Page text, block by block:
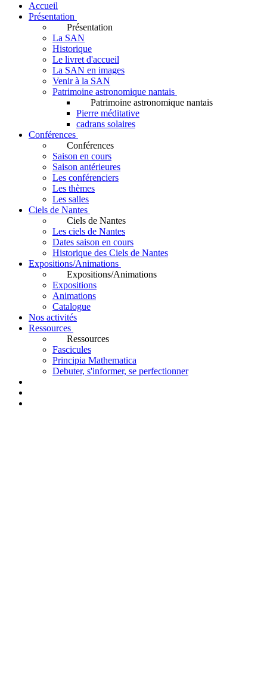
Accueil
Présentation
Présentation
La SAN
Historique
Le livret d'accueil
La SAN en images
Venir à la SAN
Patrimoine astronomique nantais
Patrimoine astronomique nantais
Pierre méditative
cadrans solaires
Conférences
Conférences
Saison en cours
Saison antérieures
Les conférenciers
Les thèmes
Les salles
Ciels de Nantes
Ciels de Nantes
Les ciels de Nantes
Dates saison en cours
Historique des Ciels de Nantes
Expositions/Animations
Expositions/Animations
Expositions
Animations
Catalogue
Nos activités
Ressources
Ressources
Fascicules
Principia Mathematica
Debuter, s'informer, se perfectionner